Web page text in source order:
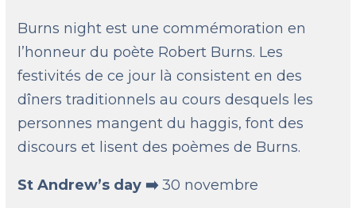
Burns night est une commémoration en
l’honneur du poète Robert Burns. Les
festivités de ce jour là consistent en des
dîners traditionnels au cours desquels les
personnes mangent du haggis, font des
discours et lisent des poèmes de Burns.
St Andrew’s day ➡️30 novembre